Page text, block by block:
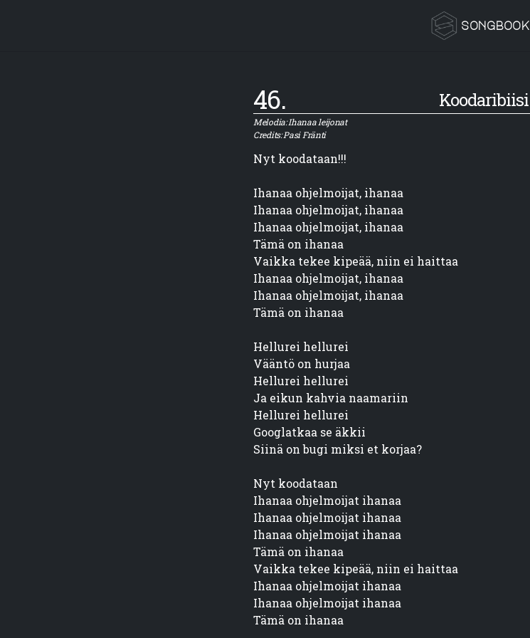
songbook
46. Koodaribiisi
Melodia: Ihanaa leijonat
Credits: Pasi Fränti
Nyt koodataan!!!
Ihanaa ohjelmoijat, ihanaa
Ihanaa ohjelmoijat, ihanaa
Ihanaa ohjelmoijat, ihanaa
Tämä on ihanaa
Vaikka tekee kipeää, niin ei haittaa
Ihanaa ohjelmoijat, ihanaa
Ihanaa ohjelmoijat, ihanaa
Tämä on ihanaa
Hellurei hellurei
Vääntö on hurjaa
Hellurei hellurei
Ja eikun kahvia naamariin
Hellurei hellurei
Googlatkaa se äkkii
Siinä on bugi miksi et korjaa?
Nyt koodataan
Ihanaa ohjelmoijat ihanaa
Ihanaa ohjelmoijat ihanaa
Ihanaa ohjelmoijat ihanaa
Tämä on ihanaa
Vaikka tekee kipeää, niin ei haittaa
Ihanaa ohjelmoijat ihanaa
Ihanaa ohjelmoijat ihanaa
Tämä on ihanaa